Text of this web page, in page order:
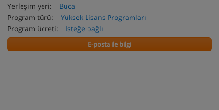
Yerleşim yeri:
Buca
Program türü:
Yüksek Lisans Programları
Program ücreti:
Isteğe bağlı
E-posta ile bilgi